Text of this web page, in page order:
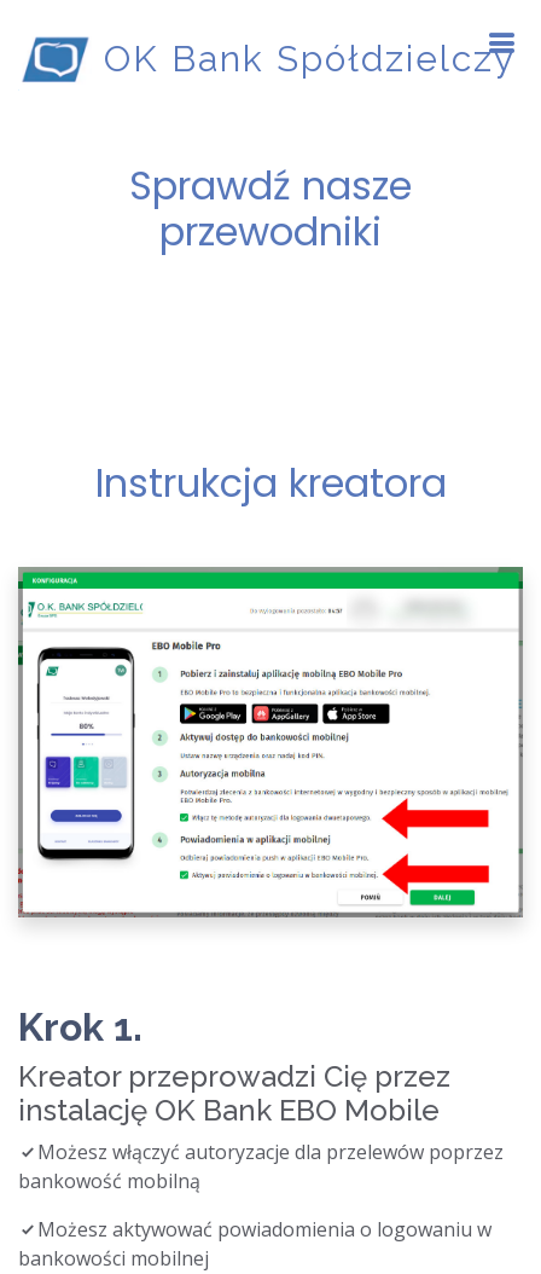
OK Bank Spółdzielczy
Sprawdź nasze
przewodniki
Instrukcja kreatora
Krok 1.
Kreator przeprowadzi Cię przez
instalację OK Bank EBO Mobile
Możesz włączyć autoryzacje dla przelewów poprzez
bankowość mobilną
Możesz aktywować powiadomienia o logowaniu w
bankowości mobilnej